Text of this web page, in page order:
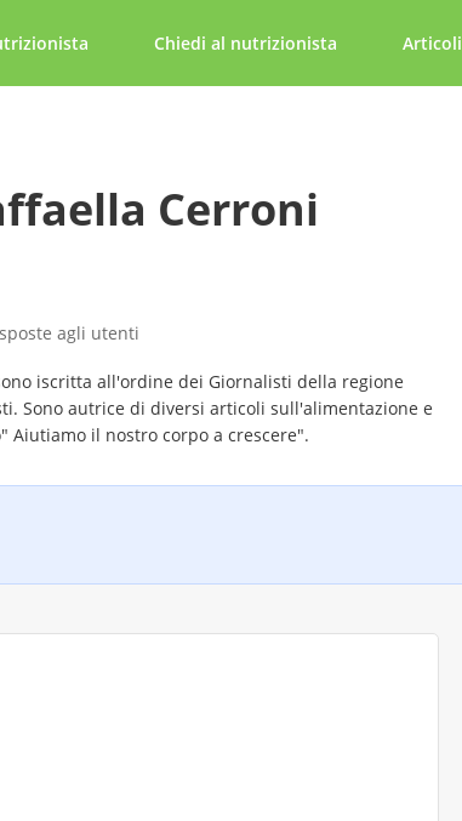
Chiedi al nutrizionista Articoli
Cerroni
agli utenti
iscritta all'ordine dei Giornalisti della regione
Sono autrice di diversi articoli sull'alimentazione e
il nostro corpo a crescere".